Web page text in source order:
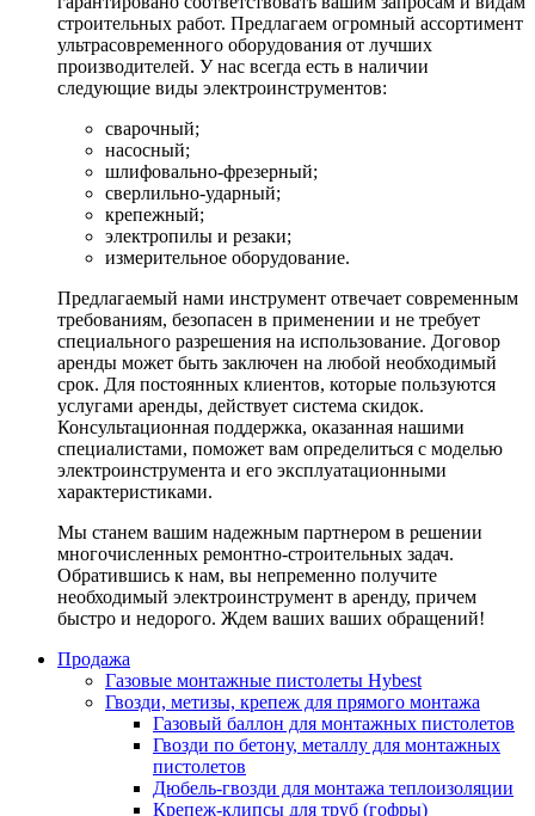
строительных работ. Предлагаем огромный ассортимент
ультрасовременного оборудования от лучших
производителей. У нас всегда есть в наличии
следующие виды электроинструментов:
сварочный;
насосный;
шлифовально-фрезерный;
сверлильно-ударный;
крепежный;
электропилы и резаки;
измерительное оборудование.
Предлагаемый нами инструмент отвечает современным
требованиям, безопасен в применении и не требует
специального разрешения на использование. Договор
аренды может быть заключен на любой необходимый
срок. Для постоянных клиентов, которые пользуются
услугами аренды, действует система скидок.
Консультационная поддержка, оказанная нашими
специалистами, поможет вам определиться с моделью
электроинструмента и его эксплуатационными
характеристиками.
Мы станем вашим надежным партнером в решении
многочисленных ремонтно-строительных задач.
Обратившись к нам, вы непременно получите
необходимый электроинструмент в аренду, причем
быстро и недорого. Ждем ваших ваших обращений!
Продажа
Газовые монтажные пистолеты Hybest
Гвозди, метизы, крепеж для прямого монтажа
Газовый баллон для монтажных пистолетов
Гвозди по бетону, металлу для монтажных
пистолетов
Дюбель-гвозди для монтажа теплоизоляции
Крепеж-клипсы для труб (гофры)